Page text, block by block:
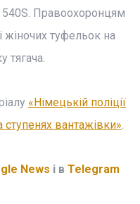
540S. Правоохоронцям
жіночих туфельок на
тягача.
«Німецькій поліції
ступенях вантажівки».
News і в Telegram